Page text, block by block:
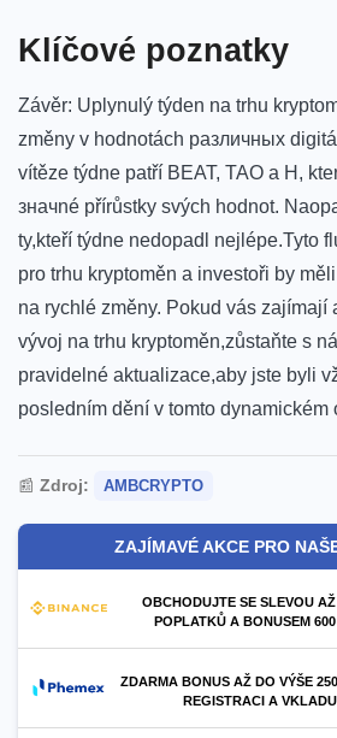
Klíčové poznatky
Závěr: Uplynulý týden na trhu
změny​ v hodnotách различных
vítěze týdne ‌patří BEAT, TAO‍ a H,
значné přírůstky svých hodnot.
ty,kteří týdne nedopadl nejlépe.Tyto
pro trhu kryptoměn⁢ a investoři by
na rychlé změny. Pokud​ vás zajímají
vývoj na trhu‌ kryptoměn,zůstaňte s
pravidelné aktualizace,aby jste byli
posledním dění v tomto dynamickém
📰 Zdroj: AMBCRYPTO
ZAJÍMAVÉ AKCE PRO
OBCHODUJTE SE SLEVOU
POPLATKŮ A BONUSEM
ZDARMA BONUS AŽ DO VÝŠE
REGISTRACI A VKLADU